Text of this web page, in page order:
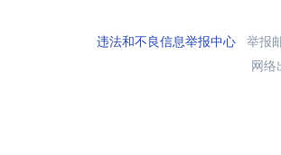
违法和不良信息举报中心举报
网